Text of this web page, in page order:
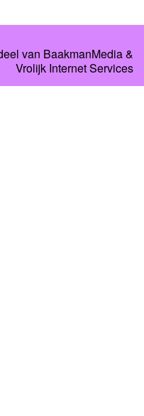
van BaakmanMedia&
Vrolijk Internet Services